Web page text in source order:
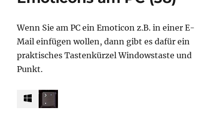
Wenn Sie am PC ein Emoticon z.B. in einer E-
Mail einfügen wollen, dann gibt es dafür ein
praktisches Tastenkürzel Windowstaste und
Punkt.